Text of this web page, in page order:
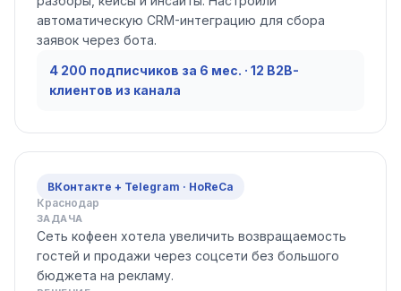
автоматическую CRM-интеграцию для сбора
заявок через бота.
4 200 подписчиков за 6 мес. · 12 B2B-
клиентов из канала
ВКонтакте + Telegram · HoReCa
Краснодар
ЗАДАЧА
Сеть кофеен хотела увеличить возвращаемость
гостей и продажи через соцсети без большого
бюджета на рекламу.